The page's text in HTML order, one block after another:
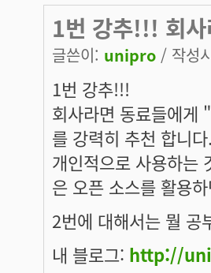
1번 강추!!! 회사
글쓴이: unipro / 작성
1번 강추!!!
회사라면 동료들에게
를 강력히 추천 합니
개인적으로 사용하는
은 오픈 소스를 활용
2번에 대해서는 뭘 공
내 블로그: http://